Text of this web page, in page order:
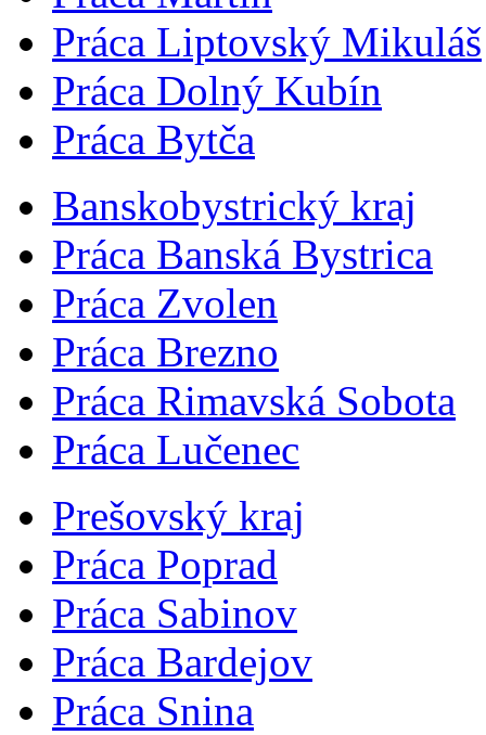
Práca Liptovský Mikuláš
Práca Dolný Kubín
Práca Bytča
Banskobystrický kraj
Práca Banská Bystrica
Práca Zvolen
Práca Brezno
Práca Rimavská Sobota
Práca Lučenec
Prešovský kraj
Práca Poprad
Práca Sabinov
Práca Bardejov
Práca Snina